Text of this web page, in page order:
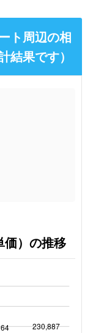
ト周辺の相
結果です）
価）の推移
230,887